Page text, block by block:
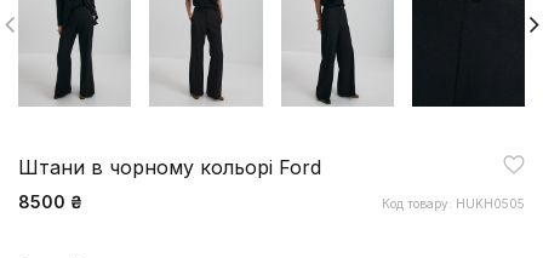
Штани в чорному кольорі Ford
8500 ₴ Код товару: HUKH0505